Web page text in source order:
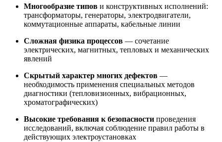
Многообразие типов и конструктивных исполнений:
трансформаторы, генераторы, электродвигатели,
коммутационные аппараты, кабельные линии
Сложная физика процессов — сочетание
электрических, магнитных, тепловых и механических
явлений
Скрытый характер многих дефектов —
необходимость применения специальных методов
диагностики (тепловизионных, вибрационных,
хроматографических)
Высокие требования к безопасности проведения
исследований, включая соблюдение правил работы в
действующих электроустановках